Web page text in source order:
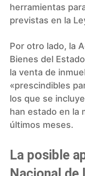
herramientas
previstas en la
Por otro lado, la
Bienes del
la venta de
«prescindibles
los que se
han estado en la
últimos meses.
La posible